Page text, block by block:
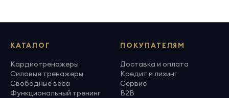
КАТАЛОГ
Кардиотренажеры
Силовые тренажеры
Свободные веса
Функциональный тренинг
ПОКУПАТЕЛЯМ
Доставка и оплата
Кредит и лизинг
Сервис
B2B